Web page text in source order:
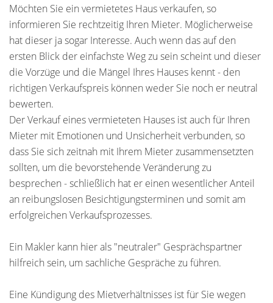
Möchten Sie ein vermietetes Haus verkaufen, so
informieren Sie rechtzeitig Ihren Mieter. Möglicherweise
hat dieser ja sogar Interesse. Auch wenn das auf den
ersten Blick der einfachste Weg zu sein scheint und dieser
die Vorzüge und die Mängel Ihres Hauses kennt - den
richtigen Verkaufspreis können weder Sie noch er neutral
bewerten.
Der Verkauf eines vermieteten Hauses ist auch für Ihren
Mieter mit Emotionen und Unsicherheit verbunden, so
dass Sie sich zeitnah mit Ihrem Mieter zusammensetzten
sollten, um die bevorstehende Veränderung zu
besprechen - schließlich hat er einen wesentlicher Anteil
an reibungslosen Besichtigungsterminen und somit am
erfolgreichen Verkaufsprozesses.
Ein Makler kann hier als "neutraler" Gesprächspartner
hilfreich sein, um sachliche Gespräche zu führen.
Eine Kündigung des Mietverhältnisses ist für Sie wegen